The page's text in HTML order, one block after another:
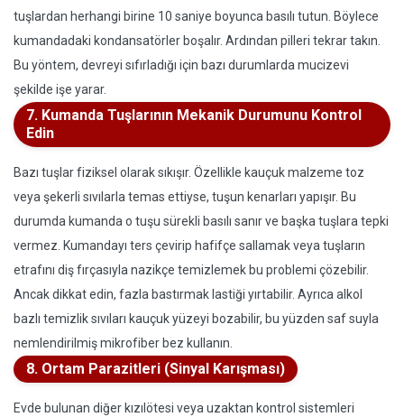
tuşlardan herhangi birine 10 saniye boyunca basılı tutun. Böylece
kumandadaki kondansatörler boşalır. Ardından pilleri tekrar takın.
Bu yöntem, devreyi sıfırladığı için bazı durumlarda mucizevi
şekilde işe yarar.
7. Kumanda Tuşlarının Mekanik Durumunu Kontrol
Edin
Bazı tuşlar fiziksel olarak sıkışır. Özellikle kauçuk malzeme toz
veya şekerli sıvılarla temas ettiyse, tuşun kenarları yapışır. Bu
durumda kumanda o tuşu sürekli basılı sanır ve başka tuşlara tepki
vermez. Kumandayı ters çevirip hafifçe sallamak veya tuşların
etrafını diş fırçasıyla nazikçe temizlemek bu problemi çözebilir.
Ancak dikkat edin, fazla bastırmak lastiği yırtabilir. Ayrıca alkol
bazlı temizlik sıvıları kauçuk yüzeyi bozabilir, bu yüzden saf suyla
nemlendirilmiş mikrofiber bez kullanın.
8. Ortam Parazitleri (Sinyal Karışması)
Evde bulunan diğer kızılötesi veya uzaktan kontrol sistemleri